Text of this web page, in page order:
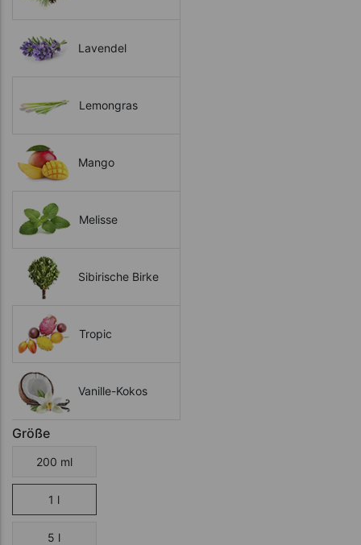
Lavendel
Lemongras
Mango
Melisse
Sibirische Birke
Tropic
Vanille-Kokos
Größe
200 ml
1 l
5 l